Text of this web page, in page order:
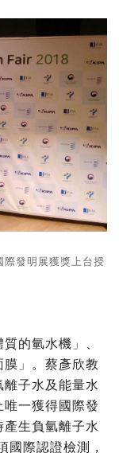
發明展獲獎上台授
的氫水機」、
膜」。蔡彥欣教
子水及能量水
一獲得國際發
生負氫離子水
際認證檢測，